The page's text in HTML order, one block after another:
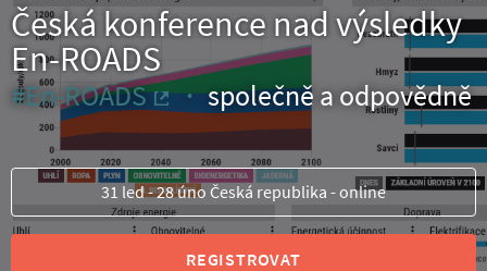
Česká konference nad výsledky
En-ROADS
#En-ROADS
(Externí odkaz)
společně a odpovědně
31 led - 28 úno Česká republika - online
REGISTROVAT